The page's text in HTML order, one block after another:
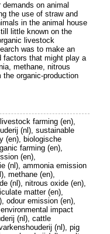
on animal
the use of straw and
in the animal house
little known on the
livestock
was to make an
factors that might play a
methane, nitrous
organic-production
farming (en),
(nl), sustainable
(en), biologische
farming (en),
(en),
(nl), ammonia emission
methane (en),
(nl), nitrous oxide (en),
matter (en),
odour emission (en),
impact
(nl), cattle
(nl), pig